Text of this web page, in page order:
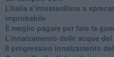
L’Italia s’intestardisce a
improbabile
È meglio pagare per fare la
​L’innalzamento delle acque
​Il progressivo innalzamento